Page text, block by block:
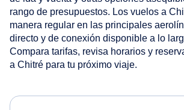
rango de presupuestos. Los vuelos a
manera regular en las principales
directo y de conexión disponible a lo
Compara tarifas, revisa horarios y
a Chitré para tu próximo viaje.